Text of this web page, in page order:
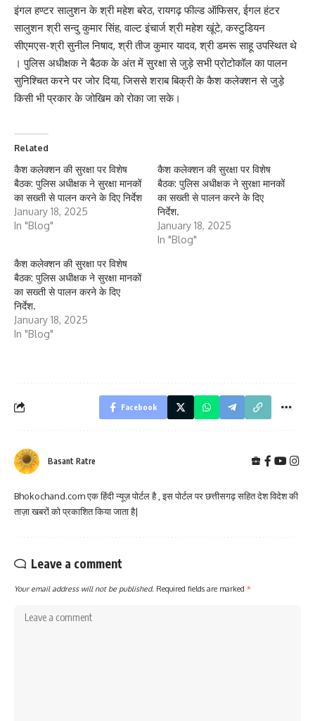
इंगल हण्टर सालुशन के श्री महेश बरेठ, रायगढ़ फील्ड ऑफिसर, ईगल हंटर
सालुशन श्री सन्दु कुमार सिंह, वाल्ट इंचार्ज श्री महेश खूंटे, कस्टुडियन
सीएमएस-श्री सुनील निषाद, श्री तीज कुमार यादव, श्री डमरू साहू उपस्थित थे
। पुलिस अधीक्षक ने बैठक के अंत में सुरक्षा से जुड़े सभी प्रोटोकॉल का पालन
सुनिश्चित करने पर जोर दिया, जिससे शराब बिक्री के कैश कलेक्शन से जुड़े
किसी भी प्रकार के जोखिम को रोका जा सके।
Related
कैश कलेक्शन की सुरक्षा पर विशेष
बैठक: पुलिस अधीक्षक ने सुरक्षा मानकों
का सख्ती से पालन करने के दिए निर्देश
January 18, 2025
In "Blog"
कैश कलेक्शन की सुरक्षा पर विशेष
बैठक: पुलिस अधीक्षक ने सुरक्षा मानकों
का सख्ती से पालन करने के दिए
निर्देश.
January 18, 2025
In "Blog"
कैश कलेक्शन की सुरक्षा पर विशेष
बैठक: पुलिस अधीक्षक ने सुरक्षा मानकों
का सख्ती से पालन करने के दिए
निर्देश.
January 18, 2025
In "Blog"
Facebook
Basant Ratre
Bhokochand.com एक हिंदी न्यूज़ पोर्टल है , इस पोर्टल पर छत्तीसगढ़ सहित देश विदेश की
ताज़ा खबरों को प्रकाशित किया जाता है|
Leave a comment
Your email address will not be published. Required fields are marked *